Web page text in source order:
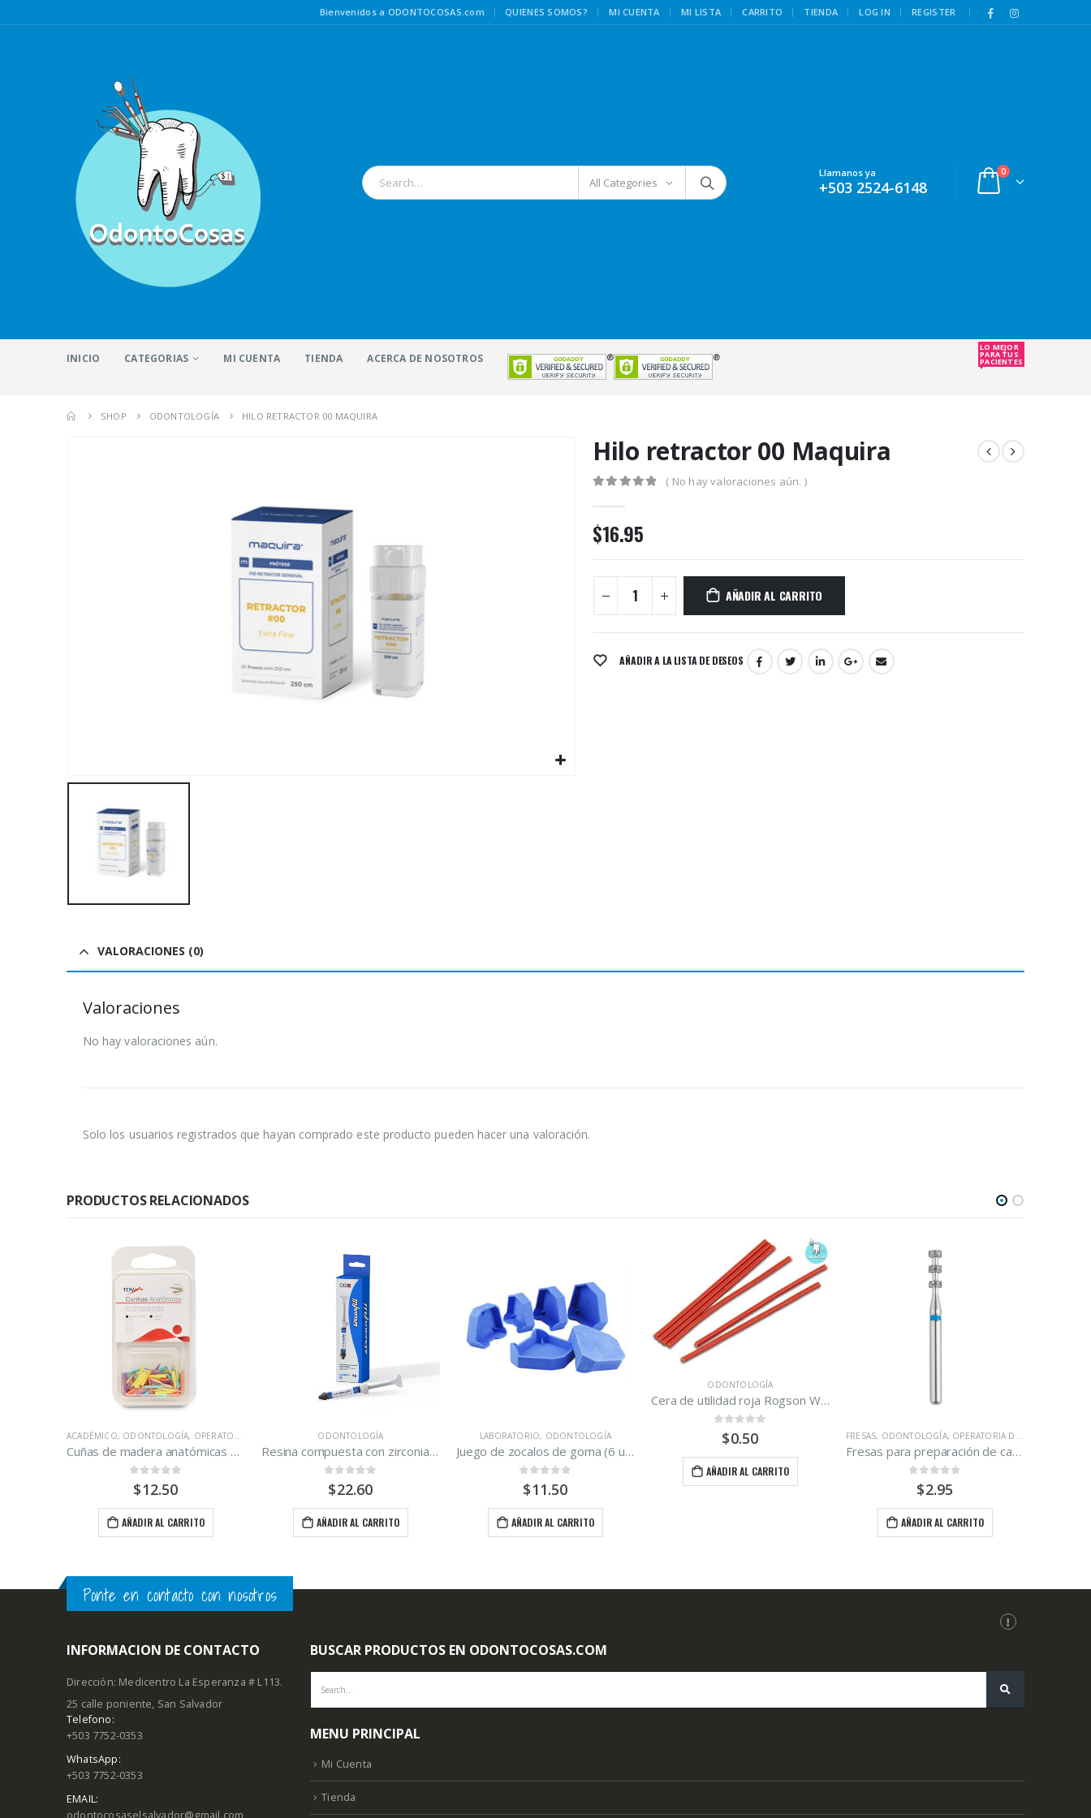
Bienvenidos a ODONTOCOSAS.com | QUIENES SOMOS? MI CUENTA MI LISTA CARRITO TIENDA LOG IN REGISTER |
All Categories
Llamanos ya
+503 2524-6148
0
INICIO CATEGORIAS MI CUENTA TIENDA ACERCA DE NOSOTROS
LO MEJOR
PARA TUS
PACIENTES
SHOP ODONTOLOGÍA HILO RETRACTOR 00 MAQUIRA
Hilo retractor 00 Maquira
( No hay valoraciones aún. )
$16.95
AÑADIR AL CARRITO
AÑADIR A LA LISTA DE DESEOS
VALORACIONES (0)
Valoraciones
No hay valoraciones aún.
Solo los usuarios registrados que hayan comprado este producto pueden hacer una valoración.
PRODUCTOS RELACIONADOS
ODONTOLOGÍA
ACADÉMICO, ODONTOLOGÍA, OPERATORIA DENTAL
Cuñas de madera anatómicas surtidas marca TDV caja 100 unidades
out of 5
$12.50
AÑADIR AL CARRITO
ODONTOLOGÍA
Resina compuesta con zirconia A2 Zirconfill
out of 5
$22.60
AÑADIR AL CARRITO
LABORATORIO, ODONTOLOGÍA
Juego de zocalos de goma (6 unidades)
out of 5
$11.50
AÑADIR AL CARRITO
ODONTOLOGÍA
Cera de utilidad roja Rogson Wax/tira
out of 5
$0.50
AÑADIR AL CARRITO
FRESAS, ODONTOLOGÍA, OPERATORIA DENTAL
Fresas para preparación de carillas
out of 5
$2.95
AÑADIR AL CARRITO
Ponte en contacto con nosotros
INFORMACION DE CONTACTO
Dirección: Medicentro La Esperanza # L113.
25 calle poniente, San Salvador
Telefono:
+503 7752-0353
WhatsApp:
+503 7752-0353
EMAIL:
odontocosaselsalvador@gmail.com
BUSCAR PRODUCTOS EN ODONTOCOSAS.COM
MENU PRINCIPAL
Mi Cuenta
Tienda